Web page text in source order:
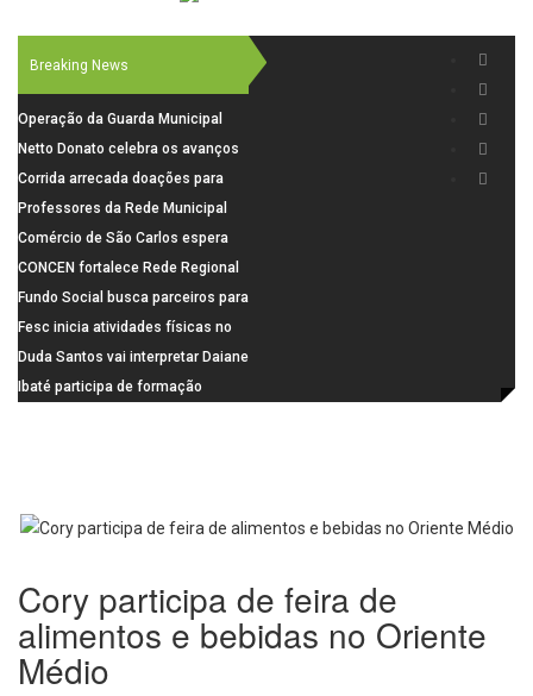
Breaking News
Operação da Guarda Municipal
resulta na prisão de foragido nas
imediações do Cemitério Nossa
Senhora do Carmo
Netto Donato celebra os avanços
na concepção do AME Cirúrgico
Corrida arrecada doações para
famílias vulneráveis
Professores da Rede Municipal
participam de formação sobre
Autismo
Comércio de São Carlos espera
crescimento de até 6% nas
vendas do Dia dos Pais
CONCEN fortalece Rede Regional
e São Carlos apresenta modelo de
referência
Fundo Social busca parceiros para
realizar o 11º Casamento
Solidário
Fesc inicia atividades físicas no
Bicão e amplia presença nos
espaços públicos
Duda Santos vai interpretar Daiane
dos Santos em filme sobre
Ibaté participa de formação
Cory participa de feira de
alimentos e bebidas no Oriente
Médio